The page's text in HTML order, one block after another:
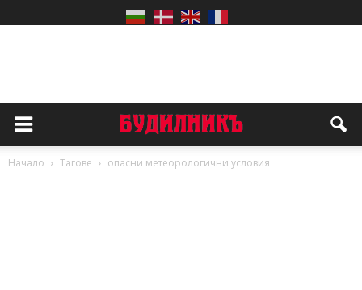
Начало Тагове опасни метеорологични условия